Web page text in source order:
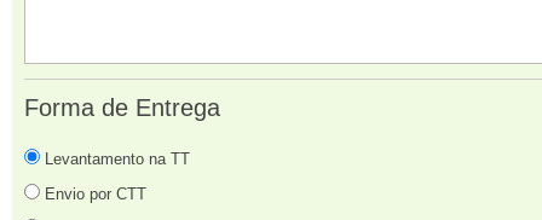
Forma de Entrega
Levantamento na TT
Envio por CTT